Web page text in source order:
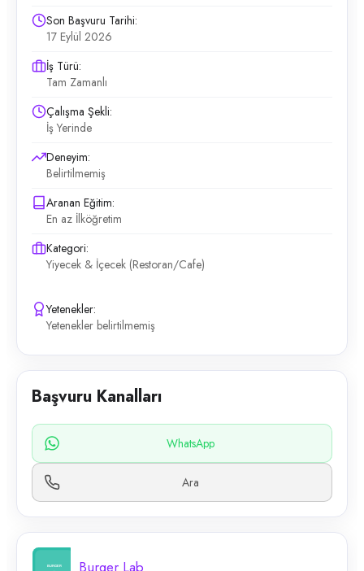
Son Başvuru Tarihi:
17 Eylül 2026
İş Türü:
Tam Zamanlı
Çalışma Şekli:
İş Yerinde
Deneyim:
Belirtilmemiş
Aranan Eğitim:
En az İlköğretim
Kategori:
Yiyecek & İçecek (Restoran/Cafe)
Yetenekler:
Yetenekler belirtilmemiş
Başvuru Kanalları
WhatsApp
Ara
Burger Lab